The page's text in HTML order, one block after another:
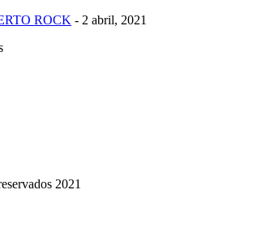
ROCK - 2 abril, 2021
2021